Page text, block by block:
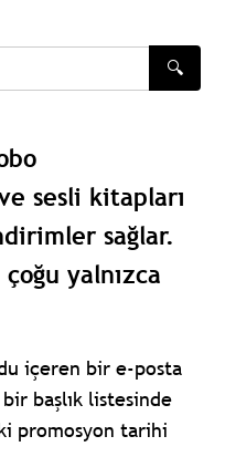
🔍
sesli kitapları
sağlar.
yalnızca
içeren bir e-posta
başlık listesinde
promosyon tarihi